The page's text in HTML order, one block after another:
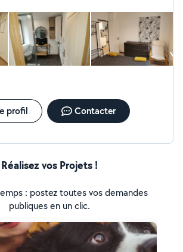
profil Contacter
Réalisez vos Projets !
: postez toutes vos demandes
publiques en un clic.